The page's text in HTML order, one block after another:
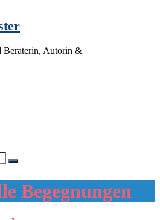
Beraterin, Autorin &
Begegnungen